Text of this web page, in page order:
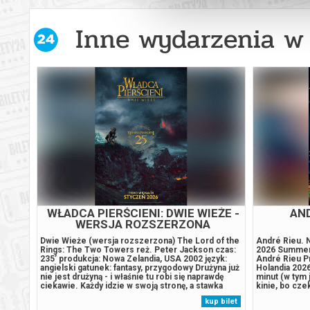
Inne wydarzenia
WŁADCA PIERŚCIENI: DRUŻYNA
PIERŚCIENIA - WERSJA
ROZSZERZONA
Drużyna Pierścienia (wersja rozszerzona) The
Lord of the Rings: The Fellowship of the Ring reż.
Peter Jackson czas: 228’ produkcja: Nowa
Zelandia, USA 2001 język: angielski gatunek:
fantasy, przygodowy Wszystko zaczyna się
niewinnie - w spokojnym Shire, gdzie największym
problemem jest brak drugiego śniadania. Do
czasu. Bo okazuje się, że mały, niepozornykup bilet
Reżyseria:
Lennie,
Victoria
Gutiérrez,
produkcji:
oryginalny:
trwania:
szczytowej